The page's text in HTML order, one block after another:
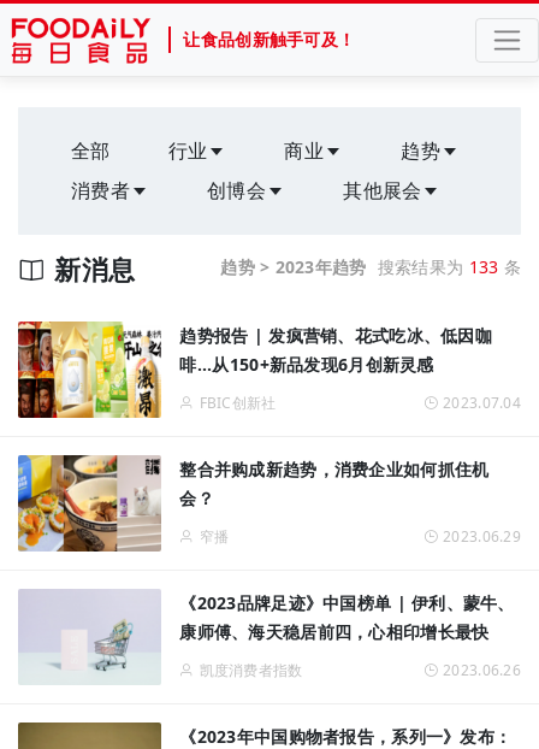
让食品创新触手可及！
全部 行业 商业
趋势
消费者
创博会 其他展会
趋势 > 2023年趋势 搜索结果为 133 条
新消息
趋势报告 | 发疯营销、花式吃冰、低因咖
啡...从150+新品发现6月创新灵感
FBIC创新社 2023.07.04
整合并购成新趋势，消费企业如何抓住机
会？
窄播 2023.06.29
《2023品牌足迹》中国榜单 | 伊利、蒙牛、
康师傅、海天稳居前四，心相印增长最快
凯度消费者指数 2023.06.26
《2023年中国购物者报告，系列一》发布：